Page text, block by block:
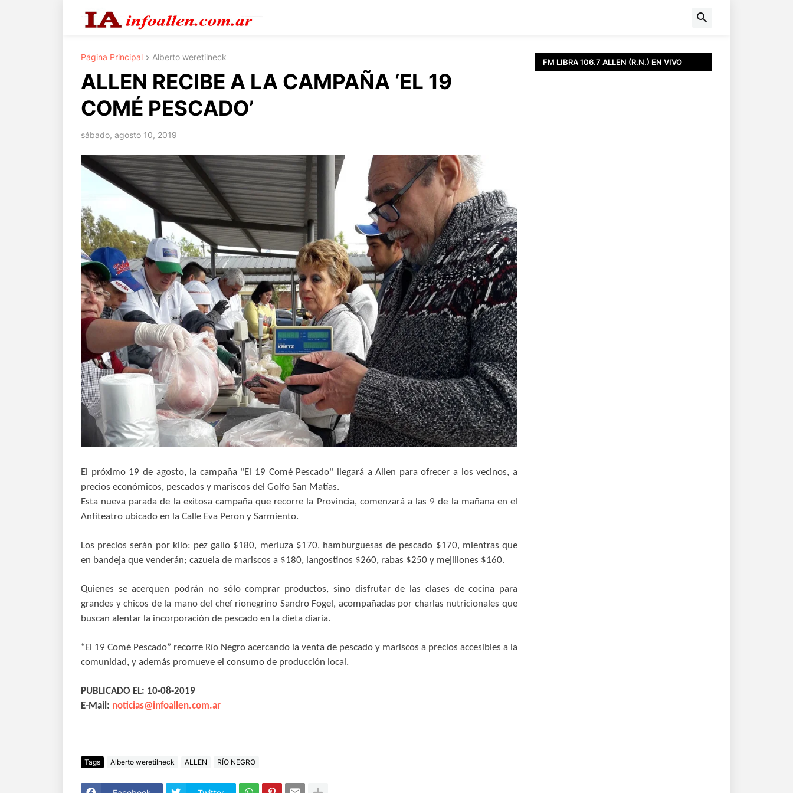
Página Principal Alberto weretilneck
ALLEN RECIBE A LA CAMPAÑA ‘EL 19
COMÉ PESCADO’
sábado, agosto 10, 2019
El próximo 19 de agosto, la campaña "El 19 Comé Pescado" llegará a Allen para ofrecer a los vecinos, a
precios económicos, pescados y mariscos del Golfo San Matías.
Esta nueva parada de la exitosa campaña que recorre la Provincia, comenzará a las 9 de la mañana en el
Anfiteatro ubicado en la Calle Eva Peron y Sarmiento.
Los precios serán por kilo: pez gallo $180, merluza $170, hamburguesas de pescado $170, mientras que
en bandeja que venderán; cazuela de mariscos a $180, langostinos $260, rabas $250 y mejillones $160.
Quienes se acerquen podrán no sólo comprar productos, sino disfrutar de las clases de cocina para
grandes y chicos de la mano del chef rionegrino Sandro Fogel, acompañadas por charlas nutricionales que
buscan alentar la incorporación de pescado en la dieta diaria.
“El 19 Comé Pescado” recorre Río Negro acercando la venta de pescado y mariscos a precios accesibles a la
comunidad, y además promueve el consumo de producción local.
PUBLICADO EL: 10-08-2019
E-Mail: noticias@infoallen.com.ar
Tags Alberto weretilneck ALLEN RÍO NEGRO
FM LIBRA 106.7 ALLEN (R.N.) EN VIVO